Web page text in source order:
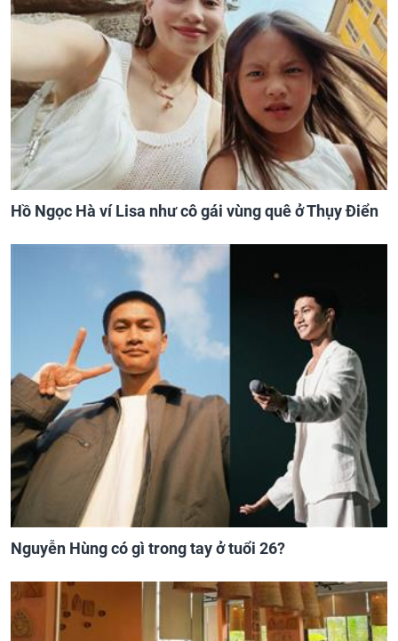
Hồ Ngọc Hà ví Lisa như cô gái vùng quê ở Thụy Điển
Nguyễn Hùng có gì trong tay ở tuổi 26?